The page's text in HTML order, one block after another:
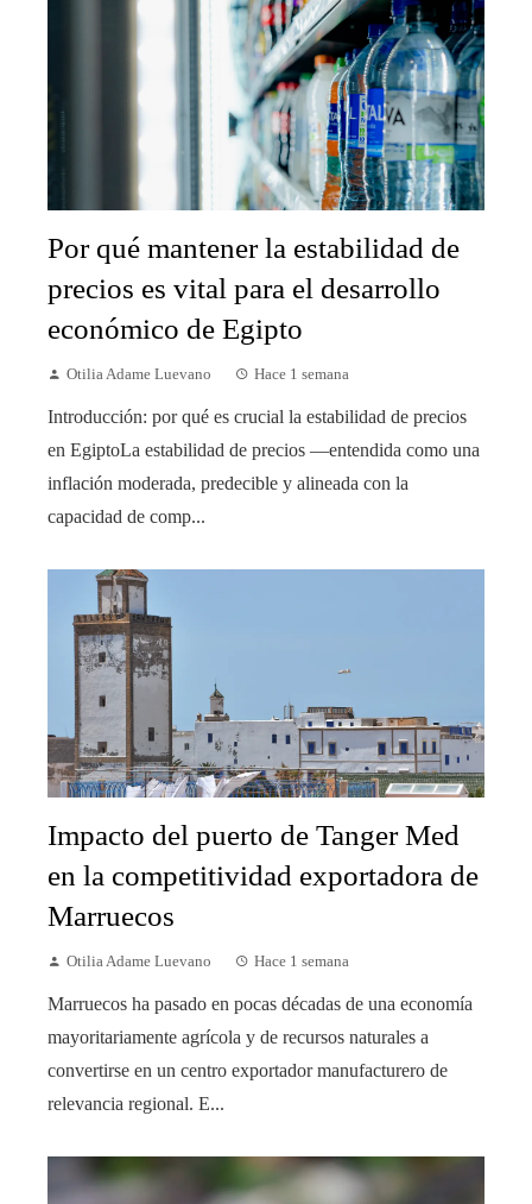
Por qué mantener la estabilidad de
precios es vital para el desarrollo
económico de Egipto
Otilia Adame Luevano Hace 1 semana
Introducción: por qué es crucial la estabilidad de precios
en EgiptoLa estabilidad de precios —entendida como una
inflación moderada, predecible y alineada con la
capacidad de comp...
Impacto del puerto de Tanger Med
en la competitividad exportadora de
Marruecos
Otilia Adame Luevano Hace 1 semana
Marruecos ha pasado en pocas décadas de una economía
mayoritariamente agrícola y de recursos naturales a
convertirse en un centro exportador manufacturero de
relevancia regional. E...